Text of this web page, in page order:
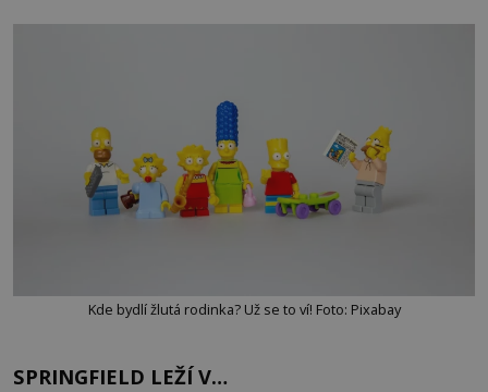
Kde bydlí žlutá rodinka? Už se to ví! Foto: Pixabay
SPRINGFIELD LEŽÍ V…